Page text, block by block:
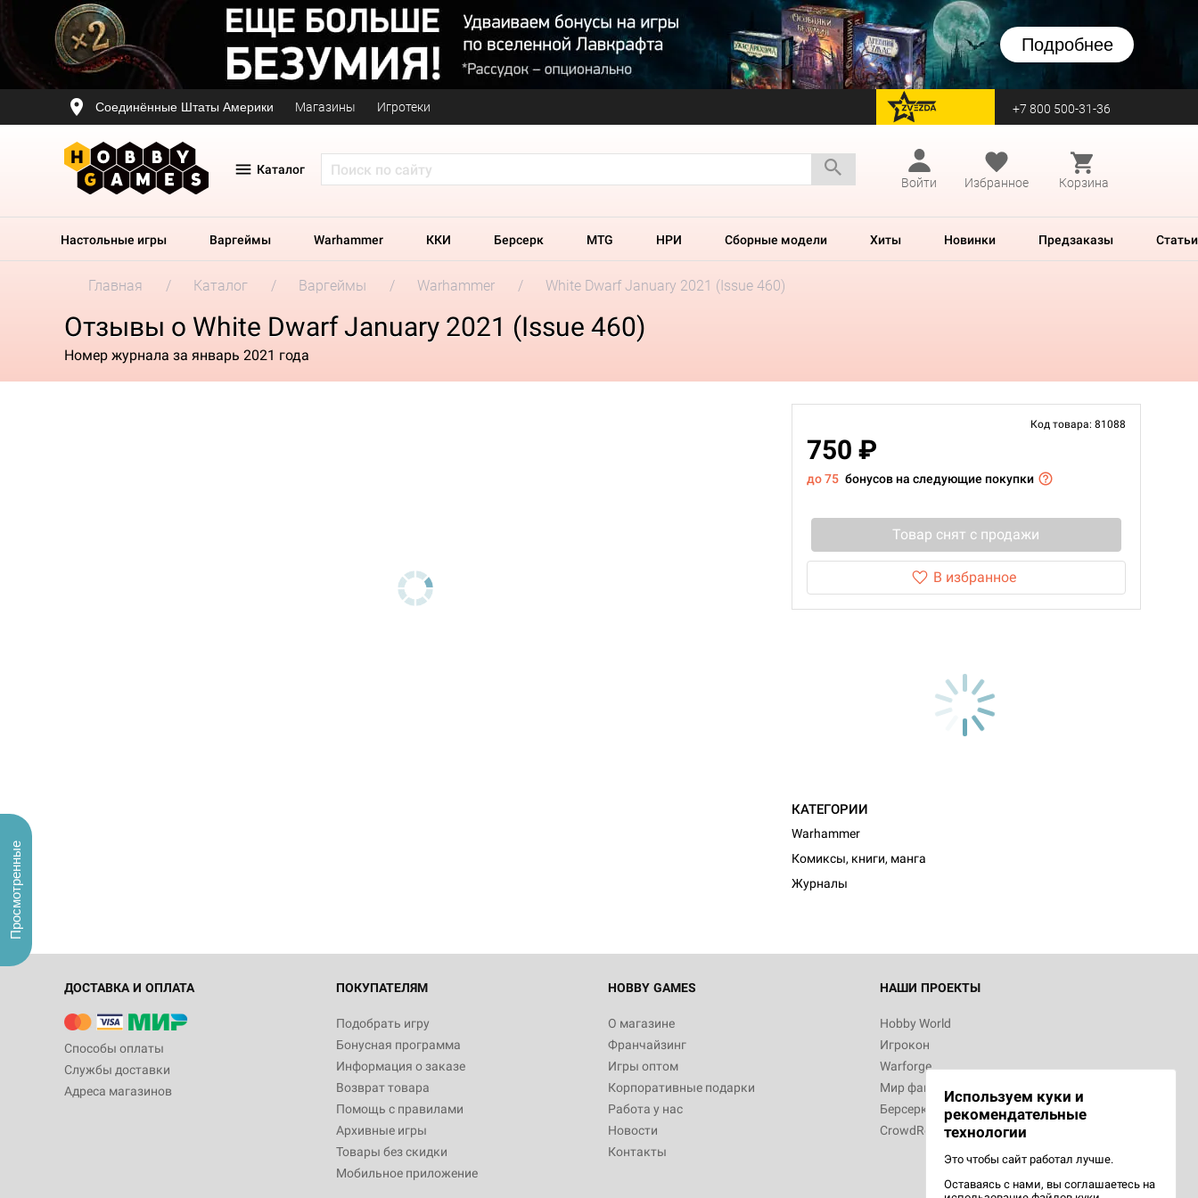
Подробнее
Соединённые Штаты Америки Магазины Игротеки перейти на Zvezda +7 800 500-31-36
Каталог
Войти
Избранное Корзина
Настольные игры Варгеймы Warhammer ККИ Берсерк MTG НРИ Сборные модели Хиты Новинки Предзаказы Статьи
Главная Каталог Варгеймы Warhammer White Dwarf January 2021 (Issue 460)
Отзывы о White Dwarf January 2021 (Issue 460)
Номер журнала за январь 2021 года
Код товара: 81088
750 ₽
до 75 бонусов на следующие покупки
Товар снят с продажи
В избранное
КАТЕГОРИИ
Warhammer
Комиксы, книги, манга
Журналы
ДОСТАВКА И ОПЛАТА
Способы оплаты
Службы доставки
Адреса магазинов
ПОКУПАТЕЛЯМ
Подобрать игру
Бонусная программа
Информация о заказе
Возврат товара
Помощь с правилами
Архивные игры
Товары без скидки
Мобильное приложение
HOBBY GAMES
О магазине
Франчайзинг
Игры оптом
Корпоративные подарки
Работа у нас
Новости
Контакты
НАШИ ПРОЕКТЫ
Hobby World
Игрокон
Warforge
Мир фантастики
Берсерк
CrowdRepublic
Используем куки и
рекомендательные
технологии
Это чтобы сайт работал лучше.
Оставаясь с нами, вы соглашаетесь на
Просмотренные
Настольная игра Hobby World Журнал
"Мир фантастики. Спецвыпуск: Братья
империи: Боевая тревога
799
Настольная игра Hobby World Сумерки
империи. Четвёртая редакция: Грозовой
Рубеж
12 990